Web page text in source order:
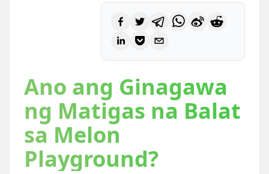
Ano ang Ginagawa
ng Matigas na Balat
sa Melon
Playground?